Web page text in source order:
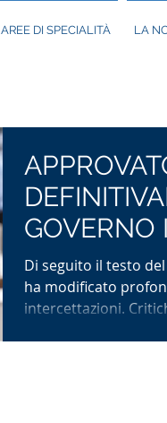
AREE DI SPECIALITÀ LA
GOVERNO
Di seguito il testo
ha modificato
intercettazioni.